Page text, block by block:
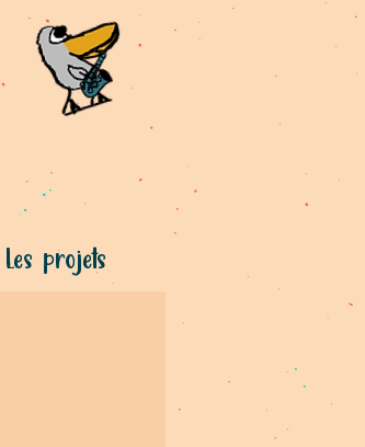
Les projets